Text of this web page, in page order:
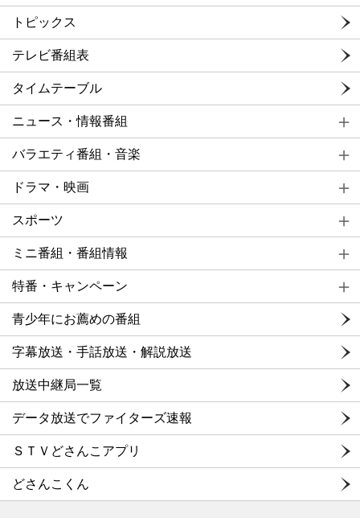
トピックス
テレビ番組表
タイムテーブル
ニュース・情報番組
バラエティ番組・音楽
ドラマ・映画
スポーツ
ミニ番組・番組情報
特番・キャンペーン
青少年にお薦めの番組
字幕放送・手話放送・解説放送
放送中継局一覧
データ放送でファイターズ速報
ＳＴＶどさんこアプリ
どさんこくん